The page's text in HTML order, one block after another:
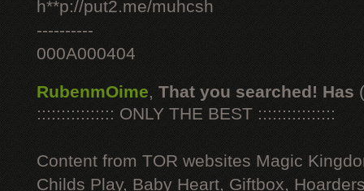
h**p://put2.me/muhcsh
----------
000A000404
RubenmOime, That you searched! Has
:::::::::::::::: ONLY THE BEST ::::::::::::::::
Content from TOR websites Magic
Childs Play, Baby Heart, Giftbox,